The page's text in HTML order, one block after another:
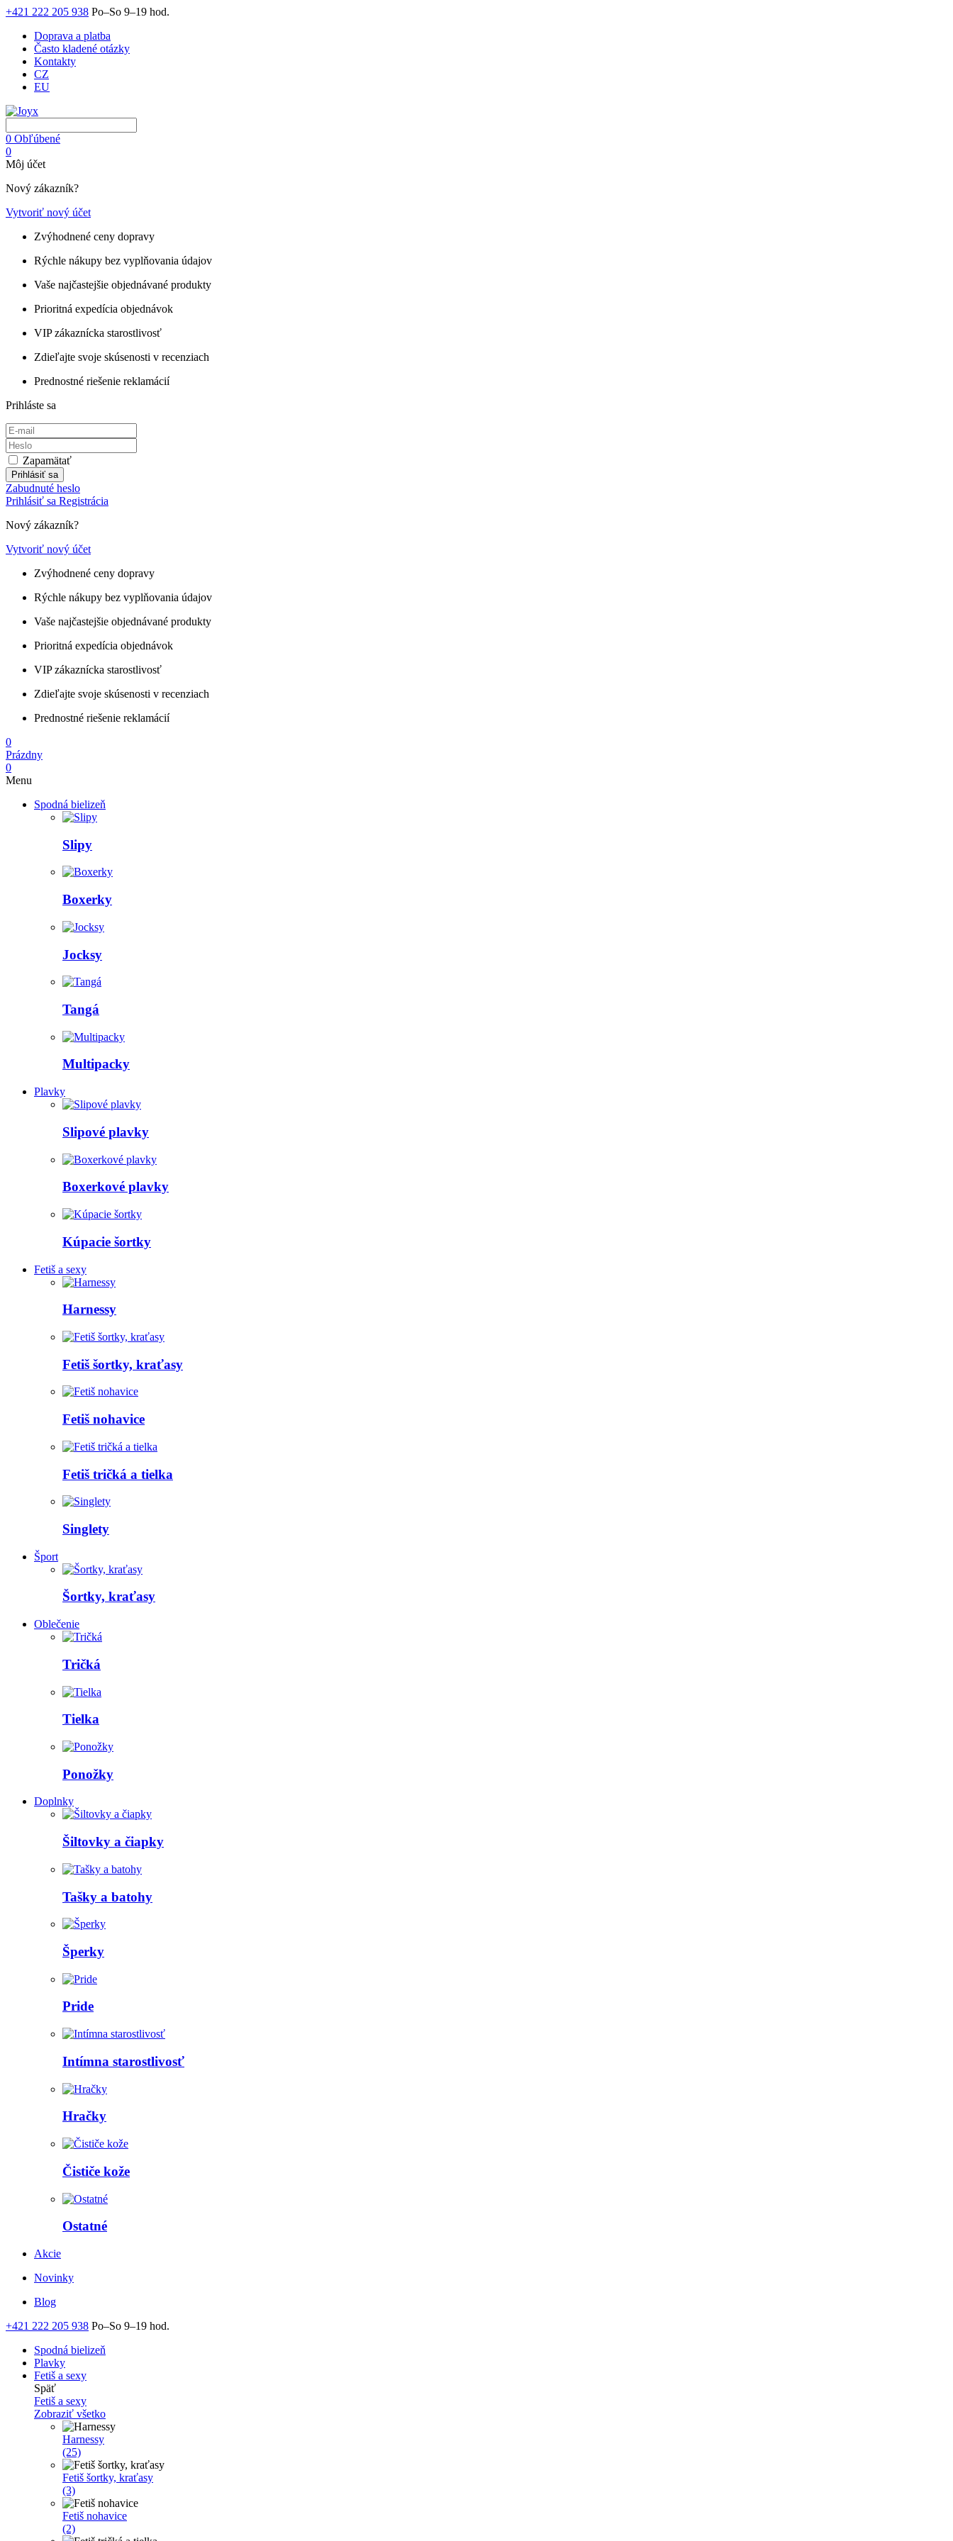
+421 222 205 938 Po–So 9–19 hod.
Doprava a platba
Často kladené otázky
Kontakty
CZ
EU
0 Obľúbené
0
Môj účet
Nový zákazník?
Vytvoriť nový účet
Zvýhodnené ceny dopravy
Rýchle nákupy bez vyplňovania údajov
Vaše najčastejšie objednávané produkty
Prioritná expedícia objednávok
VIP zákaznícka starostlivosť
Zdieľajte svoje skúsenosti v recenziach
Prednostné riešenie reklamácií
Prihláste sa
Zapamätať
Prihlásiť sa
Zabudnuté heslo
Prihlásiť sa Registrácia
Nový zákazník?
Vytvoriť nový účet
Zvýhodnené ceny dopravy
Rýchle nákupy bez vyplňovania údajov
Vaše najčastejšie objednávané produkty
Prioritná expedícia objednávok
VIP zákaznícka starostlivosť
Zdieľajte svoje skúsenosti v recenziach
Prednostné riešenie reklamácií
0
Prázdny
0
Menu
Spodná bielizeň
Slipy
Boxerky
Jocksy
Tangá
Multipacky
Plavky
Slipové plavky
Boxerkové plavky
Kúpacie šortky
Fetiš a sexy
Harnessy
Fetiš šortky, kraťasy
Fetiš nohavice
Fetiš tričká a tielka
Singlety
Šport
Šortky, kraťasy
Oblečenie
Tričká
Tielka
Ponožky
Doplnky
Šiltovky a čiapky
Tašky a batohy
Šperky
Pride
Intímna starostlivosť
Hračky
Čističe kože
Ostatné
Akcie
Novinky
Blog
+421 222 205 938 Po–So 9–19 hod.
Spodná bielizeň
Plavky
Fetiš a sexy
Späť
Fetiš a sexy
Zobraziť všetko
Harnessy
(25)
Fetiš šortky, kraťasy
(3)
Fetiš nohavice
(2)